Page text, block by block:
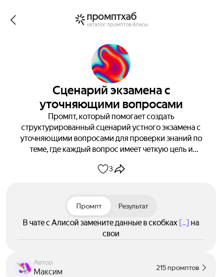
промптхаб
каталог промптов Алисы
Сценарий экзамена с
уточняющими вопросами
Промпт, который помогает создать
структурированный сценарий устного экзамена с
уточняющими вопросами для проверки знаний по
теме, где каждый вопрос имеет четкую цель и
3
Промпт Результат
В чате с Алисой замените данные в скобках [...] на
свои
Автор
Максим 215 промптов